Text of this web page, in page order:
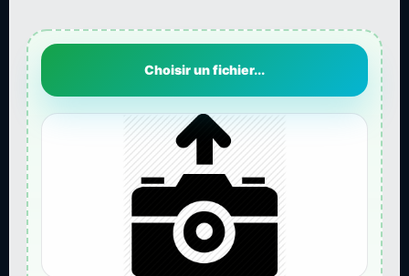
Choisir un fichier...